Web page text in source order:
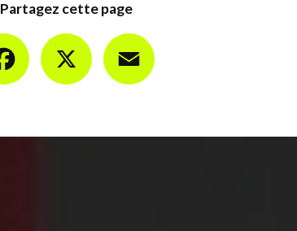
Partagez cette page
Facebook